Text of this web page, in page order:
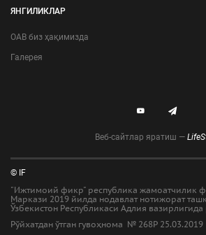
ЯНГИЛИКЛАР
ОАВ биз ҳақимизда
Галерея
Веб-сайтлар яратиш —
© IF
"Ижтимоий фикр" республика жамоатчилик
Маркази 2019 йилда нодавлат нотижорат
Ўзбекистон Республикаси Адлия вазирлигида
Рўйхатдан ўтган гувоҳнома № 268Р 25.03.2019